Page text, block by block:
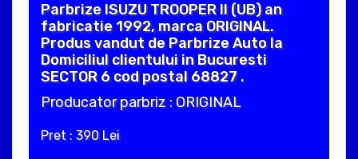
Parbrize ISUZU TROOPER II (UB) an
fabricatie 1992, marca ORIGINAL.
Produs vandut de Parbrize Auto la
Domiciliul clientului in Bucuresti
SECTOR 6 cod postal 68827 .
Producator parbriz : ORIGINAL
Pret : 390 Lei